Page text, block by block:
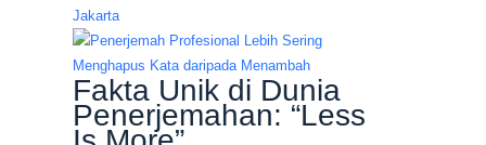
Jakarta
Fakta Unik di Dunia
Penerjemahan: “Less